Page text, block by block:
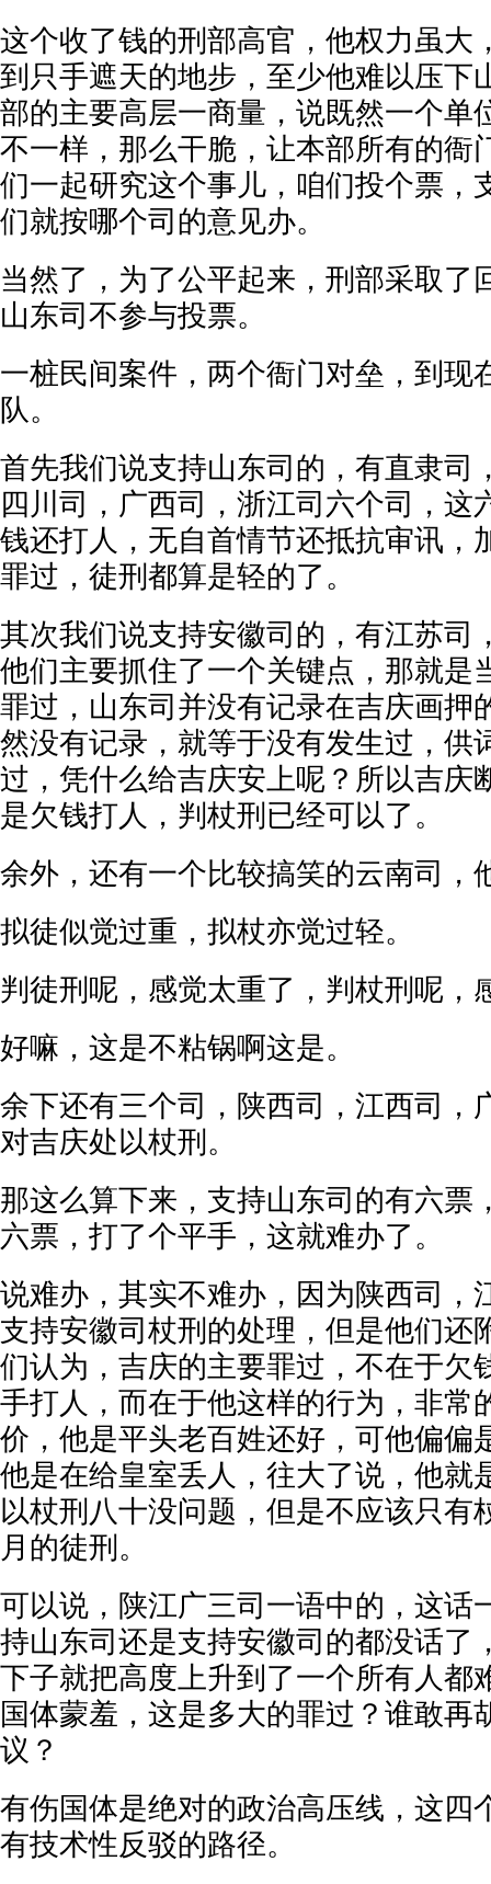
这个收了钱的刑部高官，他权力虽大
到只手遮天的地步，至少他难以压下
部的主要高层一商量，说既然一个单
不一样，那么干脆，让本部所有的衙
们一起研究这个事儿，咱们投个票，
们就按哪个司的意见办。
当然了，为了公平起来，刑部采取了
山东司不参与投票。
一桩民间案件，两个衙门对垒，到现
队。
首先我们说支持山东司的，有直隶司
四川司，广西司，浙江司六个司，这
钱还打人，无自首情节还抵抗审讯，
罪过，徒刑都算是轻的了。
其次我们说支持安徽司的，有江苏司
他们主要抓住了一个关键点，那就是
罪过，山东司并没有记录在吉庆画押
然没有记录，就等于没有发生过，供
过，凭什么给吉庆安上呢？所以吉庆
是欠钱打人，判杖刑已经可以了。
余外，还有一个比较搞笑的云南司，
拟徒似觉过重，拟杖亦觉过轻。
判徒刑呢，感觉太重了，判杖刑呢，
好嘛，这是不粘锅啊这是。
余下还有三个司，陕西司，江西司，
对吉庆处以杖刑。
那这么算下来，支持山东司的有六票
六票，打了个平手，这就难办了。
说难办，其实不难办，因为陕西司，
支持安徽司杖刑的处理，但是他们还
们认为，吉庆的主要罪过，不在于欠
手打人，而在于他这样的行为，非常
价，他是平头老百姓还好，可他偏偏
他是在给皇室丢人，往大了说，他就
以杖刑八十没问题，但是不应该只有
月的徒刑。
可以说，陕江广三司一语中的，这话
持山东司还是支持安徽司的都没话了
下子就把高度上升到了一个所有人都
国体蒙羞，这是多大的罪过？谁敢再
议？
有伤国体是绝对的政治高压线，这四
有技术性反驳的路径。